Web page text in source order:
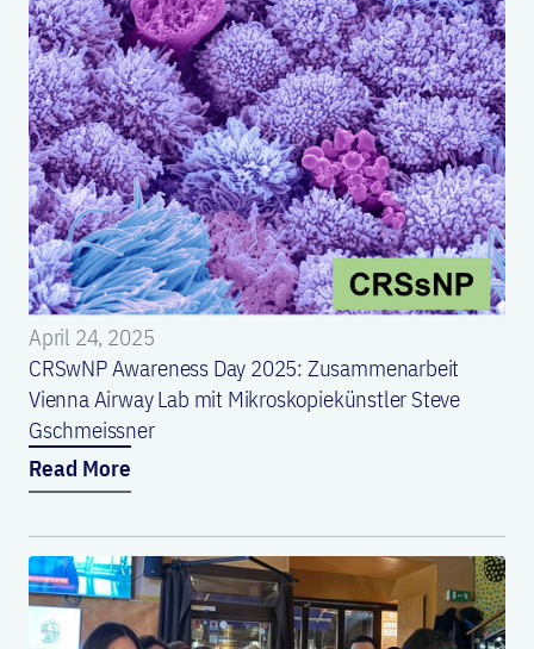
April 24, 2025
CRSwNP Awareness Day 2025: Zusammenarbeit
Vienna Airway Lab mit Mikroskopiekünstler Steve
Gschmeissner
Read More